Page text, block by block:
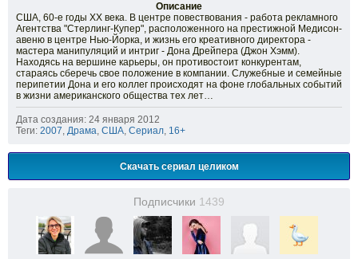
Описание
США, 60-е годы ХХ века. В центре повествования - работа рекламного
Агентства "Стерлинг-Купер", расположенного на престижной Медисон-
авеню в центре Нью-Йорка, и жизнь его креативного директора -
мастера манипуляций и интриг - Дона Дрейпера (Джон Хэмм).
Находясь на вершине карьеры, он противостоит конкурентам,
стараясь сберечь своe положение в компании. Служебные и семейные
перипетии Дона и его коллег происходят на фоне глобальных событий
в жизни американского общества тех лет…
Дата создания: 24 января 2012
Теги: 2007, Драма, США, Сериал, 16+
Скачать сериал целиком
Подписчики 1439